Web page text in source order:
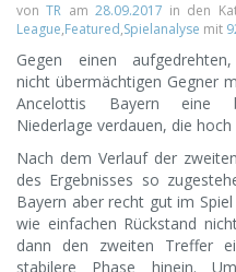
vonTR am 28.09.2017 in den
League,Featured,Spielanalyse mit
Gegen einen
nicht übermächtigen Gegner
Ancelottis Bayern eine
Niederlage verdauen, die hoch
Nach dem Verlauf der
des Ergebnisses so
Bayern aber recht gut im
wie einfachen Rückstand
dann den zweiten Treffer
stabilere Phase hinein.